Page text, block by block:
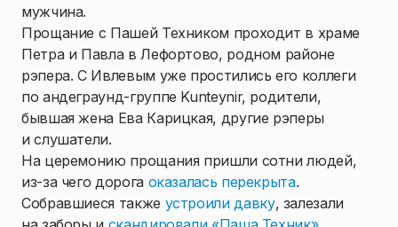
мужчина.
Прощание с Пашей Техником проходит в храме
Петра и Павла в Лефортово, родном районе
рэпера. С Ивлевым уже простились его коллеги
по андеграунд-группе Kunteynir, родители,
бывшая жена Ева Карицкая, другие рэперы
и слушатели.
На церемонию прощания пришли сотни людей,
из-за чего дорога оказалась перекрыта.
Собравшиеся также устроили давку, залезали